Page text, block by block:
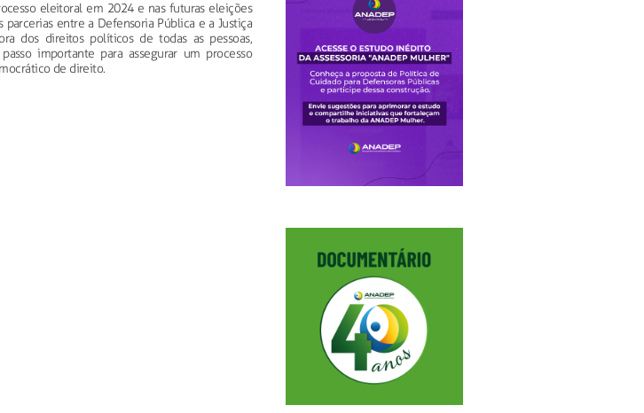
eleitoral em 2024 e nas futuras eleições
entre a Defensoria Pública e a Justiça
dos direitos políticos de todas as pessoas,
importante para assegurar um processo
de direito.